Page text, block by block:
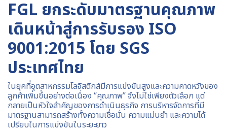
FGL ยกระดับมาตรฐานคุณภาพ
เดินหน้าสู่การรับรอง ISO
9001:2015 โดย SGS
ประเทศไทย
ในยุคที่อุตสาหกรรมโลจิสติกส์มีการแข่งขันสูงและความคาดหวังของ
ลูกค้าเพิ่มขึ้นอย่างต่อเนื่อง “คุณภาพ” จึงไม่ใช่เพียงตัวเลือก แต่
กลายเป็นหัวใจสำคัญของการดำเนินธุรกิจ การบริหารจัดการที่มี
มาตรฐานสามารถสร้างทั้งความเชื่อมั่น ความแม่นยำ และความได้
เปรียบในการแข่งขันในระยะยาว